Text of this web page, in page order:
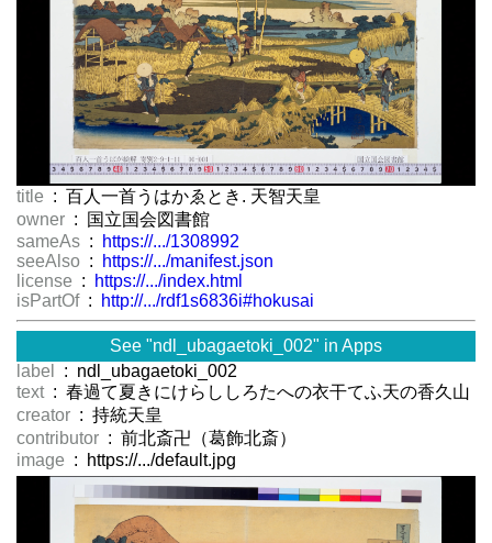
title : 百人一首うはかゑとき. 天智天皇
owner : 国立国会図書館
sameAs :
https://.../1308992
seeAlso :
https://.../manifest.json
license :
https://.../index.html
isPartOf : http://.../rdf1s6836i#hokusai
See "ndl_ubagaetoki_002" in Apps
label
: ndl_ubagaetoki_002
text : 春過て夏きにけらししろたへの衣干てふ天の香久山
creator : 持統天皇
contributor : 前北斎卍（葛飾北斎）
image : https://.../default.jpg